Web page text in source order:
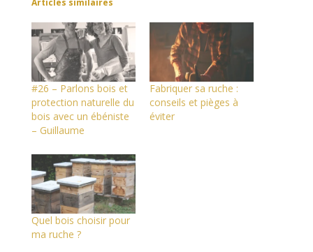
#26 – Parlons bois et
protection naturelle du
bois avec un ébéniste
– Guillaume
Fabriquer sa ruche :
conseils et pièges à
éviter
Quel bois choisir pour
ma ruche ?